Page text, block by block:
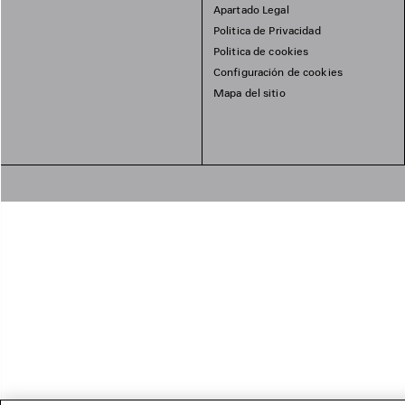
Apartado Legal
Politica de Privacidad
Politica de cookies
Configuración de cookies
Mapa del sitio